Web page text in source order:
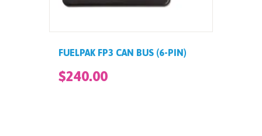
FUELPAK FP3 CAN BUS (6-PIN)
$240.00